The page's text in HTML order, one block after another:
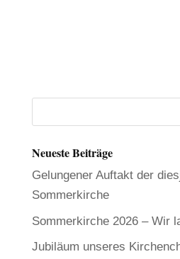
Neueste Beiträge
Gelungener Auftakt der
Sommerkirche
Sommerkirche 2026 – Wir
Jubiläum unseres